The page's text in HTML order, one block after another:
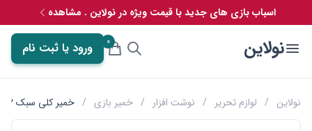
اسباب بازی های جدید با قیمت ویژه در نولاین . مشاهده
نولاین 0 ورود یا ثبت نام
نولاین / لوازم تحریر / نوشت افزار / خمیر بازی / خمیر کلی سبک 12 رنگ بسته ای